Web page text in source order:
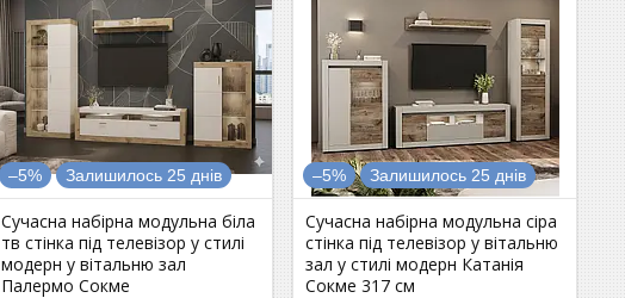
–5% Залишилось 25 днів
Сучасна набірна модульна біла
тв стінка під телевізор у стилі
модерн у вітальню зал
Палермо Сокме
–5% Залишилось 25 днів
Сучасна набірна модульна сіра
стінка під телевізор у вітальню
зал у стилі модерн Катанія
Сокме 317 см